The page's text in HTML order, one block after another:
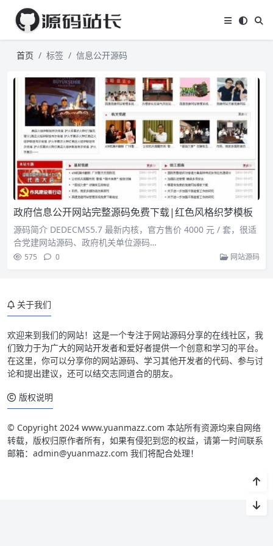
首页 标签 信息公开源码
政府信息公开网站完整源码免费下载|红色风格织梦模板
源码简介 DEDECMS5.7 最新内核，官方售价 4000 元 / 套，很适
合党建网站源码、政府机关单位源码…
575 0 网站源码
关于我们
欢迎来到我们的网站！这是一个专注于网站源码分享的在线社区，我
们致力于为广大的网站开发者和爱好者提供一个创意和学习的平台。
在这里，你可以分享你的网站源码、学习其他开发者的代码、参与讨
论和提出建议，还可以结交志同道合的朋友。
版权说明
© Copyright 2024 www.yuanmazz.com 本站所有资源均来自网络
转载，版权归原作者所有，如果有侵犯到您的权益，请第一时间联系
邮箱：admin@yuanmazz.com 我们将配合处理！